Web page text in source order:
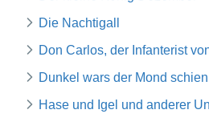
Die Nachtigall
Don Carlos, der Infanterist
Dunkel wars der Mond
Hase und Igel und anderer